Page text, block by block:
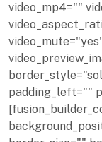
video_mp4=""
padding_left=""